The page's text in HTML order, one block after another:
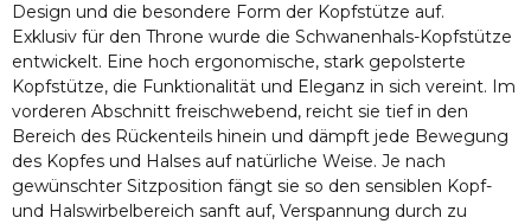
Design und die besondere Form der Kopfstütze auf.
Exklusiv für den Throne wurde die Schwanenhals-Kopfstütze
entwickelt. Eine hoch ergonomische, stark gepolsterte
Kopfstütze, die Funktionalität und Eleganz in sich vereint. Im
vorderen Abschnitt freischwebend, reicht sie tief in den
Bereich des Rückenteils hinein und dämpft jede Bewegung
des Kopfes und Halses auf natürliche Weise. Je nach
gewünschter Sitzposition fängt sie so den sensiblen Kopf-
und Halswirbelbereich sanft auf, Verspannung durch zu